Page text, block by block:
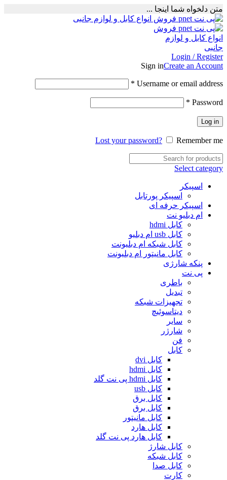
متن دلخواه شما اینجا ...
Login / Register
Sign inCreate an Account
Username or email address
*
Password
*
Log in
Lost your password? Remember me
Select category
اسپیکر
اسپیکر پورتابل
اسپیکر حرفه ای
ام دبلیو نت
کابل hdmi
کابل usb ام دبلیو
کابل شبکه ام دبلیونت
کابل مانیتور ام دبلیونت
پنکه شارژی
پی نت
باطری
تبدیل
تجهیزات شبکه
دیتاسوئیچ
سایر
شارژر
فن
کابل
کابل dvi
کابل hdmi
کابل hdmi پی نت گلد
کابل usb
کابل برق
کابل برق
کابل مانیتور
کابل هارد
کابل هارد پی نت گلد
کابل شارژ
کابل شبکه
کابل صدا
کارت